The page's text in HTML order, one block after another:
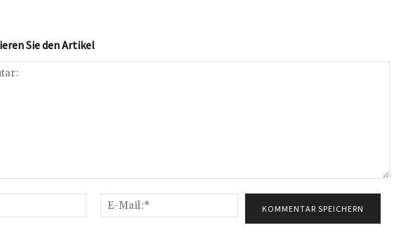
Sie den Artikel
Name:*
Mail:*